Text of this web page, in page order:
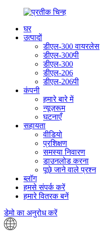
घर
उत्पादों
डीएल-300 वायरलेस
डीएल-300पी
डीएल-300
डीएल-206
डीएल-206पी
कंपनी
हमारे बारे में
न्यूज़रूम
घटनाएँ
सहायता
वीडियो
प्रशिक्षण
समस्या निवारण
डाउनलोड करना
पूछे जाने वाले प्रश्न
ब्लॉग
हमसे संपर्क करें
हमारे वितरक बनें
डेमो का अनुरोध करें